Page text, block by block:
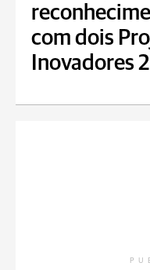
com dois
Inovadores